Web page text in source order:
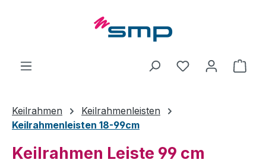
Zum Hauptinhalt springen
Keilrahmen
Keilrahmenleisten
Keilrahmenleisten 18-99cm
Keilrahmen Leiste 99 cm